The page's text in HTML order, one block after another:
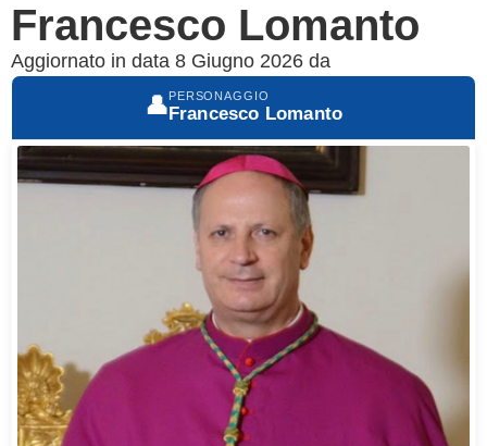
Francesco Lomanto
Aggiornato in data 8 Giugno 2026 da
👤PERSONAGGIO
Francesco Lomanto